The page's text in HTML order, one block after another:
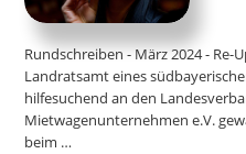
Rundschreiben - März 2024 - Re-
Landratsamt eines
hilfesuchend an den
Mietwagenunternehmen e.V.
beim …